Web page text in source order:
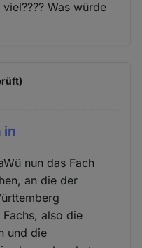
Was würde
in
nun das Fach
an die der
also die
und die